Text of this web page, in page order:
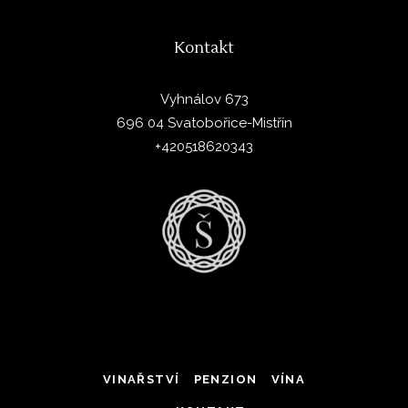
Kontakt
Vyhnálov 673
696 04 Svatobořice-Mistřín
+420518620343
VINAŘSTVÍ PENZION VÍNA